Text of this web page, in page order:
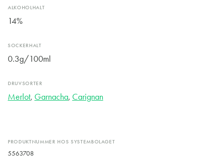
PRODUKTNUMMER HOS SYSTEMBOLAGET
5563708
ALKOHOLHALT
14%
SOCKERHALT
0.3g/100ml
DRUVSORTER
Merlot, Garnacha, Carignan